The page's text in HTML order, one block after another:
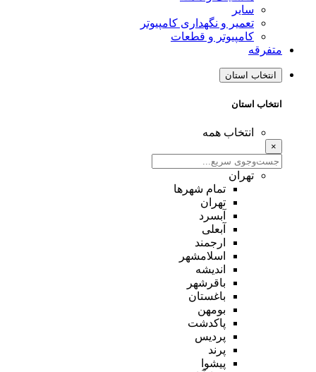
سایر
تعمیر و نگهداری کامپیوتر
کامپیوتر و قطعات
متفرقه
انتخاب استان
انتخاب استان
انتخاب همه
×
تهران
تمام شهر‌ها
تهران
آبسرد
آبعلی
ارجمند
اسلامشهر
اندیشه
باقرشهر
باغستان
بومهن
پاکدشت
پردیس
پرند
پیشوا